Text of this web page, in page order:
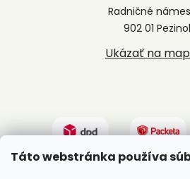
Táto webstránka používa
Radničné
902 01
Ukázať na